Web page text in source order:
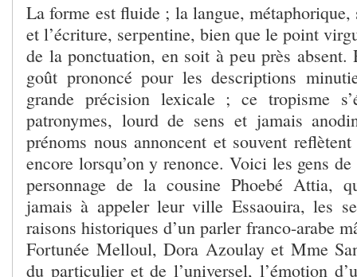
La forme est fluide ; la langue, métaphorique,
et l’écriture, serpentine, bien que le point
de la ponctuation, en soit à peu près absent.
goût prononcé pour les descriptions
grande précision lexicale ; ce tropisme
patronymes, lourd de sens et jamais
prénoms nous annoncent et souvent
encore lorsqu’on y renonce. Voici les gens
personnage de la cousine Phoebé Attia,
jamais à appeler leur ville Essaouira, les
raisons historiques d’un parler franco-arabe
Fortunée Melloul, Dora Azoulay et Mme
du particulier et de l’universel, l’émotion